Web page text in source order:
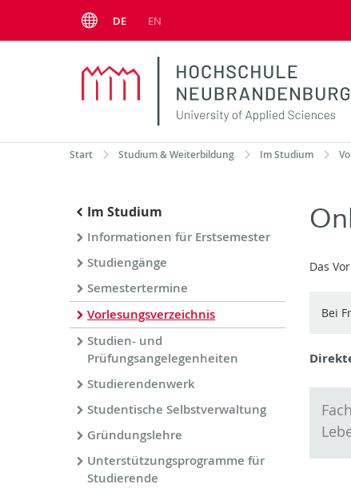
DE EN
Start Studium & Weiterbildung Im Studium
Im Studium
Informationen für Erstsemester
Studiengänge
Semestertermine
Vorlesungsverzeichnis
Studien- und
Prüfungsangelegenheiten
Studierendenwerk
Studentische Selbstverwaltung
Gründungslehre
Unterstützungsprogramme für
Studierende
Das
Bei